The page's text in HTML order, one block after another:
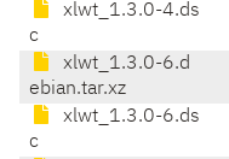
xlwt_1.3.0-4.ds
c
xlwt_1.3.0-6.d
ebian.tar.xz
xlwt_1.3.0-6.ds
c